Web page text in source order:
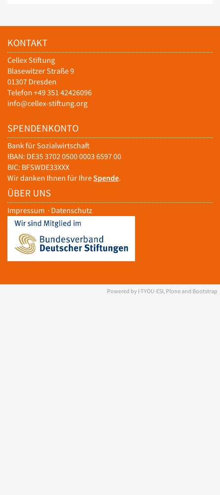
KONTAKT
Cellex Stiftung
Blasewitzer Straße 9
01307 Dresden
Telefon +49 351 42426096
info@cellex-stiftung.org
SPENDENKONTO
Bank für Sozialwirtschaft
IBAN: DE35 3702 0500 0003 6597 00
BIC: BFSWDE33XXX
Wir danken Ihnen für IhreSpende.
ÜBER UNS
Impressum · Datenschutz
Powered by I·T·YOU·ESI, Plone and Bootstrap